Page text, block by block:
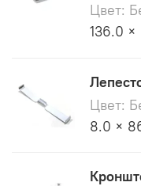
Цвет:
136.0 ×
Цвет:
8.0 ×